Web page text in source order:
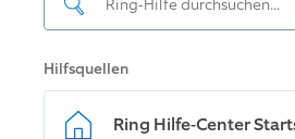
Hilfsquellen
Ring Hilfe-Center